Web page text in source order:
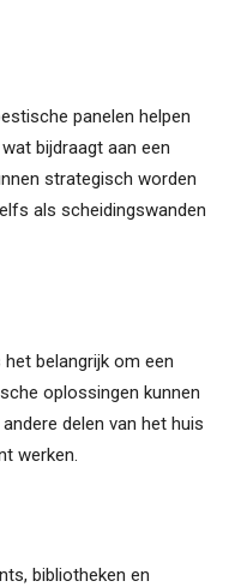
panelen helpen
bijdraagt aan een
strategisch worden
als scheidingswanden
belangrijk om een
oplossingen kunnen
delen van het huis
werken.
bibliotheken en